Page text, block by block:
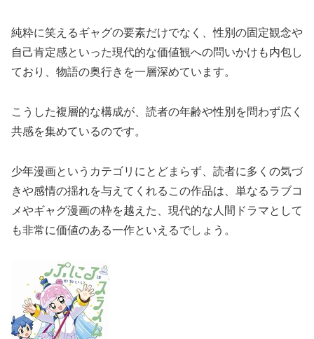
純粋に笑えるギャグの要素だけでなく、性別の固定観念や
自己肯定感といった現代的な価値観への問いかけも内包し
ており、物語の奥行きを一層深めています。
こうした複層的な構成が、読者の年齢や性別を問わず広く
共感を集めているのです。
少年漫画というカテゴリにとどまらず、読者に多くの気づ
きや感情の揺れを与えてくれるこの作品は、単なるラブコ
メやギャグ漫画の枠を越えた、現代的な人間ドラマとして
も非常に価値のある一作といえるでしょう。